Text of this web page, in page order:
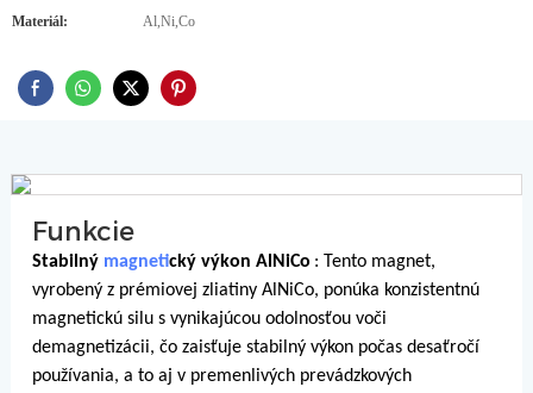
Materiál: Al,Ni,Co
Funkcie
Stabilný magnetický výkon AlNiCo : Tento magnet,
vyrobený z prémiovej zliatiny AlNiCo, ponúka konzistentnú
magnetickú silu s vynikajúcou odolnosťou voči
demagnetizácii, čo zaisťuje stabilný výkon počas desaťročí
používania, a to aj v premenlivých prevádzkových